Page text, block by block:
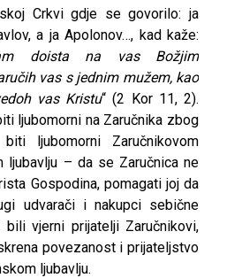
Crkvi gdje se govorilo: ja
a ja Apolonov…, kad kaže:
doista na vas Božjim
vas s jednim mužem, kao
vas Kristu“ (2 Kor 11, 2).
ljubomorni na Zaručnika zbog
ljubomorni Zaručnikovom
ljubavlju – da se Zaručnica ne
Gospodina, pomagati joj da
udvarači i nakupci sebične
bili vjerni prijatelji Zaručnikovi,
povezanost i prijateljstvo
ljubavlju.